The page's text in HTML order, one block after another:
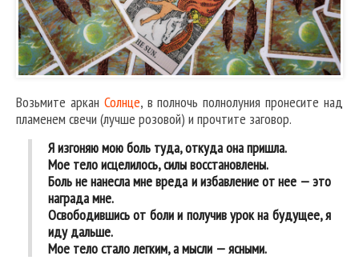
Возьмите аркан Солнце, в полночь полнолуния пронесите над
пламенем свечи (лучше розовой) и прочтите заговор.
Я изгоняю мою боль туда, откуда она пришла.
Мое тело исцелилось, силы восстановлены.
Боль не нанесла мне вреда и избавление от нее — это
награда мне.
Освободившись от боли и получив урок на будущее, я
иду дальше.
Мое тело стало легким, а мысли — ясными.